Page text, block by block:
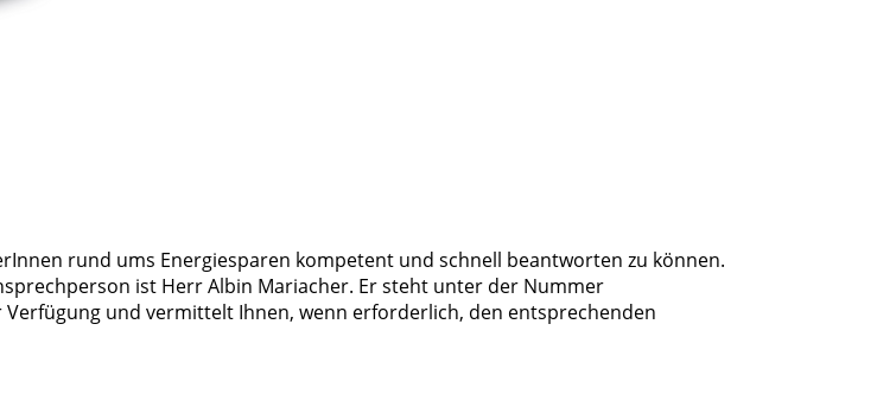
rund ums Energiesparen kompetent und schnell beantworten zu können.
ist Herr Albin Mariacher. Er steht unter der Nummer
Verfügung und vermittelt Ihnen, wenn erforderlich, den entsprechenden